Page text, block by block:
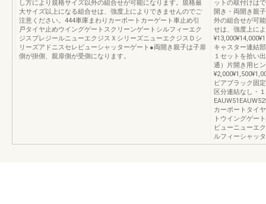
し方により規格サイズ以外の組合せが可能になります。規格最
大サイズ以上になる組合せは、強度上によりできませんのでご
注意ください。444車庫まわりカーポートカーゲート車止め引
戸タイヤ止めウイングゲートスクリーンゲートシルフィーエク
ジスプレジールニューエクジスＸシリーズニューエクジスＤシ
リーズアドニスセレビューシャッターゲート●両開き親子は子扉
側が掛側、親扉側が受側になります。
ットの取付けは
開き・両開き親
外の組合せが可
せは、強度上に
キャスター連結
１セットを拾い
通）片開き用ヒ
ピアブラック固
区分連結なし
カーポートタイ
トウイングゲー
ビューニューエ
ルフィーシャッ